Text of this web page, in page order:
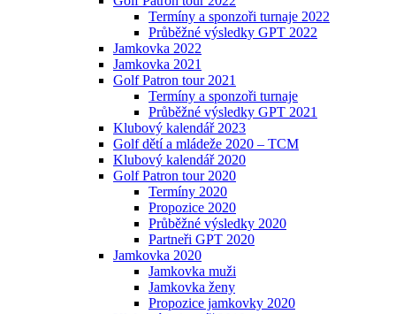
Termíny a sponzoři turnaje 2022
Průběžné výsledky GPT 2022
Jamkovka 2022
Jamkovka 2021
Golf Patron tour 2021
Termíny a sponzoři turnaje
Průběžné výsledky GPT 2021
Klubový kalendář 2023
Golf dětí a mládeže 2020 – TCM
Klubový kalendář 2020
Golf Patron tour 2020
Termíny 2020
Propozice 2020
Průběžné výsledky 2020
Partneři GPT 2020
Jamkovka 2020
Jamkovka muži
Jamkovka ženy
Propozice jamkovky 2020